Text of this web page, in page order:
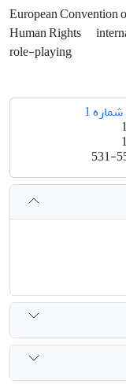
European Convention
Human Rights
role-playing
531-